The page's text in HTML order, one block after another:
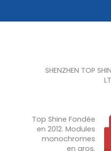
SHENZHEN TOP
Top Shine Fondée
en 2012. Modules
monochromes
en gros.